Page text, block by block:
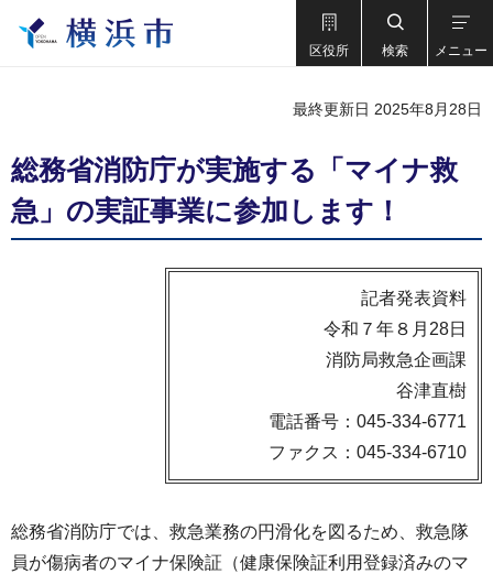
区役所 検索 メニュー
最終更新日 2025年8月28日
総務省消防庁が実施する「マイナ救
急」の実証事業に参加します！
記者発表資料
令和７年８月28日
消防局救急企画課
谷津直樹
電話番号：045-334-6771
ファクス：045-334-6710
総務省消防庁では、救急業務の円滑化を図るため、救急隊
員が傷病者のマイナ保険証（健康保険証利用登録済みのマ